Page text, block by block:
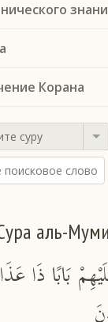
Корана
суру
аль-
بَابًا ذَا